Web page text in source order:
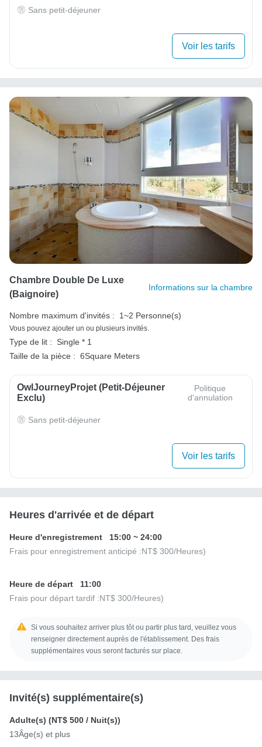
Sans petit-déjeuner
Voir les tarifs
Chambre Double De Luxe
(baignoire)
Informations sur la chambre
Nombre maximum d'invités : 1~2 Personne(s)
Vous pouvez ajouter un ou plusieurs invités.
Type de lit :
Single * 1
Taille de la pièce : 6Square Meters
OwlJourneyProjet (petit-Déjeuner
Exclu)
Politique
d'annulation
Sans petit-déjeuner
Voir les tarifs
Heures d'arrivée et de départ
Heure d'enregistrement 15:00 ~ 24:00
Frais pour enregistrement anticipé :NT$ 300/Heures)
Heure de départ
11:00
Frais pour départ tardif :NT$ 300/Heures)
Si vous souhaitez arriver plus tôt ou partir plus tard, veuillez vous
renseigner directement auprès de l'établissement. Des frais
supplémentaires vous seront facturés sur place.
Invité(s) supplémentaire(s)
Adulte(s) (NT$ 500 / Nuit(s))
13Âge(s) et plus